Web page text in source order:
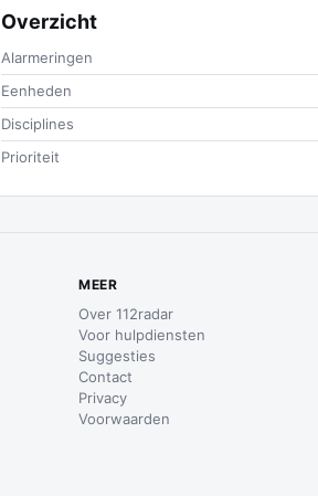
Overzicht
Alarmeringen
Eenheden
Disciplines
Prioriteit
MEER
Over 112radar
Voor hulpdiensten
Suggesties
Contact
Privacy
Voorwaarden